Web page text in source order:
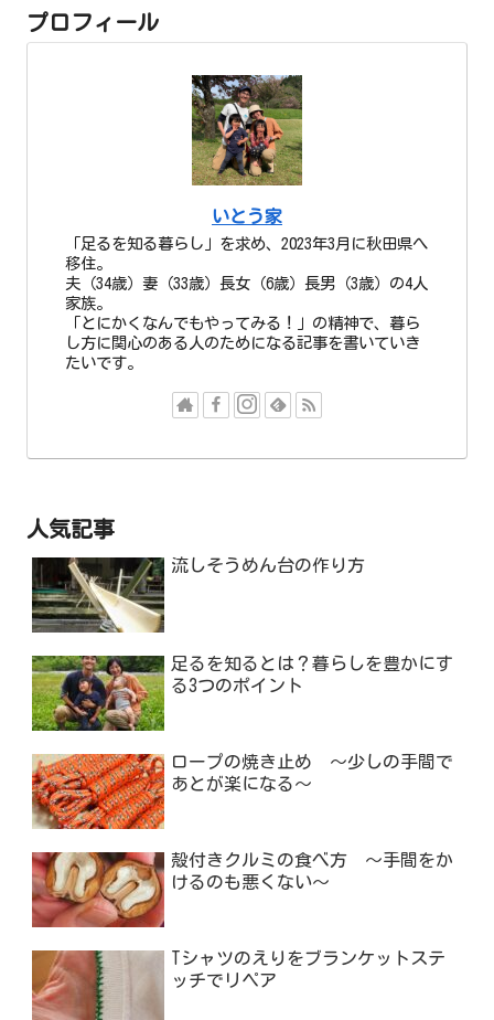
プロフィール
いとう家
「足るを知る暮らし」を求め、2023年3月に秋田県へ
移住。
夫（34歳）妻（33歳）長女（6歳）長男（3歳）の4人
家族。
「とにかくなんでもやってみる！」の精神で、暮ら
し方に関心のある人のためになる記事を書いていき
たいです。
人気記事
流しそうめん台の作り方
足るを知るとは？暮らしを豊かにす
る3つのポイント
ロープの焼き止め ～少しの手間で
あとが楽になる～
殻付きクルミの食べ方 ～手間をか
けるのも悪くない～
Tシャツのえりをブランケットステ
ッチでリペア